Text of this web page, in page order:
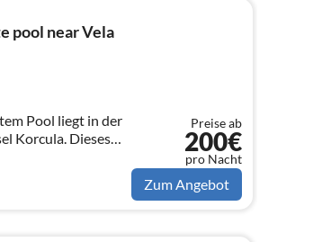
pool near Vela
Pool liegt in der
Korcula. Dieses
5 Personen in 2
Preise ab
200€
pro Nacht
Zum Angebot